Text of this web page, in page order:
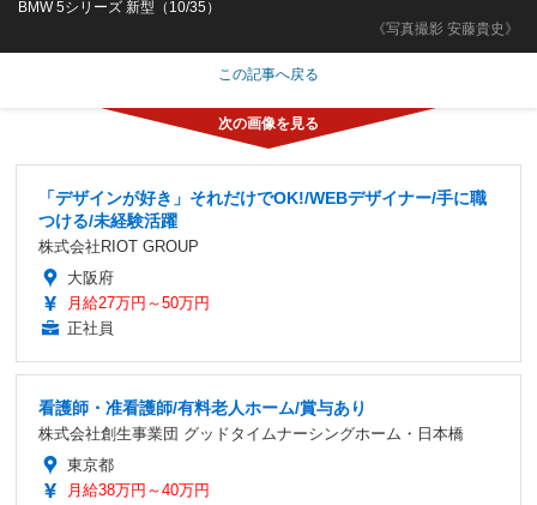
《写真撮影 安藤貴史》
BMW 5シリーズ 新型（10/35）
この記事へ戻る
「デザインが好き」それだけでOK!/WEBデザイナー/手に職
つける/未経験活躍
株式会社RIOT GROUP
大阪府
月給27万円～50万円
正社員
看護師・准看護師/有料老人ホーム/賞与あり
株式会社創生事業団 グッドタイムナーシングホーム・日本橋
東京都
月給38万円～40万円